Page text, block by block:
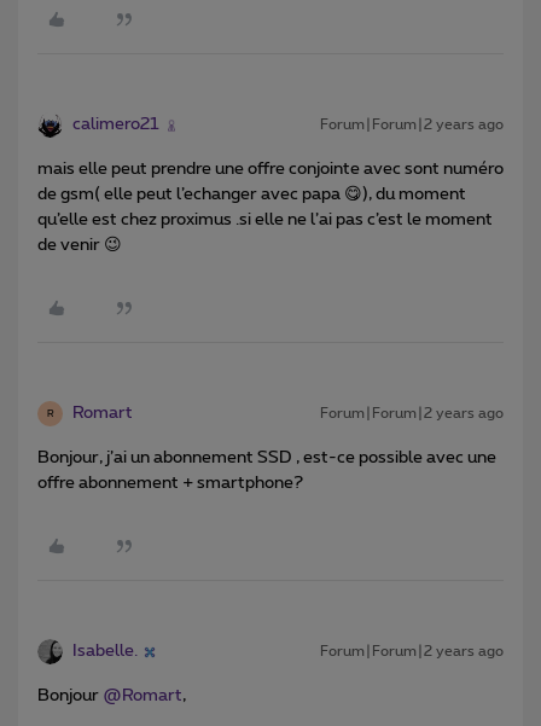
calimero21 Forum|Forum|2 years ago
mais elle peut prendre une offre conjointe avec sont numéro
de gsm( elle peut l’echanger avec papa 😋), du moment
qu’elle est chez proximus .si elle ne l’ai pas c’est le moment
de venir 😉
R Romart Forum|Forum|2 years ago
Bonjour, j’ai un abonnement SSD , est-ce possible avec une
offre abonnement + smartphone?
Isabelle. Forum|Forum|2 years ago
Bonjour @Romart,